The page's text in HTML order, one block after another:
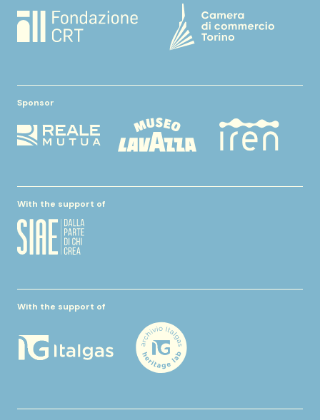
Sponsor
With the support of
With the support of